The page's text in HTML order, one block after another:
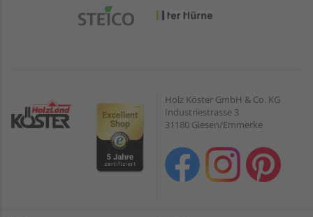
Holz Köster GmbH & Co. KG
Industriestrasse 3
31180 Giesen/Emmerke